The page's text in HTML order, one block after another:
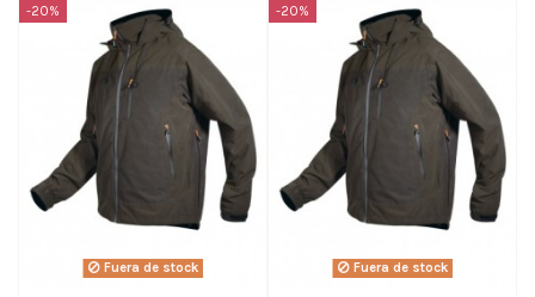
-20%
Fuera de stock
-20%
Fuera de stock